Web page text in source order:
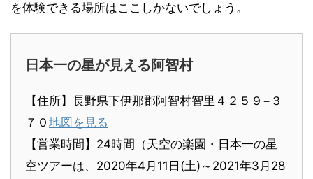
を体験できる場所はここしかないでしょう。
日本一の星が見える阿智村
【住所】長野県下伊那郡阿智村智里４２５９−３
７０ 地図を見る
【営業時間】24時間（天空の楽園・日本一の星
空ツアーは、2020年4月11日(土)～2021年3月28